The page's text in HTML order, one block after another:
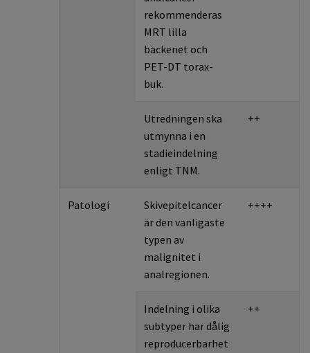
rekommenderas
MRT lilla
bäckenet och
PET-DT torax-
buk.
Utredningen ska
utmynna i en
stadieindelning
enligt TNM.
++
Patologi
Skivepitelcancer
är den vanligaste
typen av
malignitet i
analregionen.
++++
Indelning i olika
subtyper har dålig
reproducerbarhet
++